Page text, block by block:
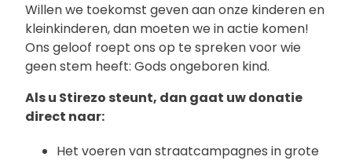
Willen we toekomst geven aan onze kinderen en
kleinkinderen, dan moeten we in actie komen!
Ons geloof roept ons op te spreken voor wie
geen stem heeft: Gods ongeboren kind.
Als u Stirezo steunt, dan gaat uw donatie
direct naar:
Het voeren van straatcampagnes in grote